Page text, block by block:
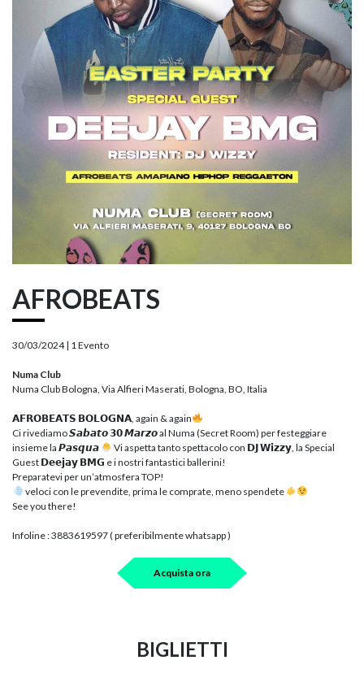
AFROBEATS
30/03/2024 | 1 Evento
Numa Club
Numa Club Bologna, Via Alfieri Maserati, Bologna, BO, Italia
𝗔𝗙𝗥𝗢𝗕𝗘𝗔𝗧𝗦 𝗕𝗢𝗟𝗢𝗚𝗡𝗔, again & again
Ci rivediamo 𝙎𝙖𝙗𝙖𝙩𝙤 𝟯𝟬 𝙈𝙖𝙧𝙯𝙤 al Numa (Secret Room) per festeggiare
insieme la 𝙋𝙖𝙨𝙦𝙪𝙖
Vi aspetta tanto spettacolo con 𝗗𝗝 𝗪𝗶𝘇𝘇𝘆, la Special
Guest 𝗗𝗲𝗲𝗷𝗮𝘆 𝗕𝗠𝗚 e i nostri fantastici ballerini!
Preparatevi per un’atmosfera TOP!
veloci con le prevendite, prima le comprate, meno spendete
See you there!
Infoline : 3883619597 ( preferibilmente whatsapp )
Acquista ora
BIGLIETTI